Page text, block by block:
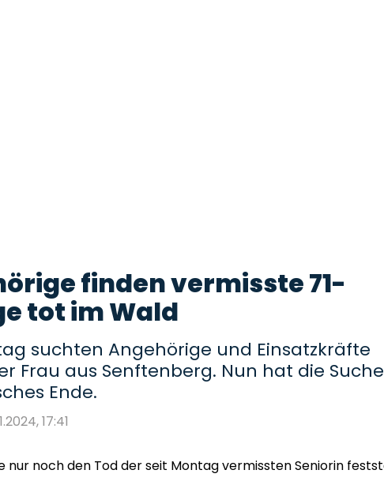
finden vermisste 71-
tot im Wald
suchten Angehörige und Einsatzkräfte
Frau aus Senftenberg. Nun hat die Suche
Ende.
17:41